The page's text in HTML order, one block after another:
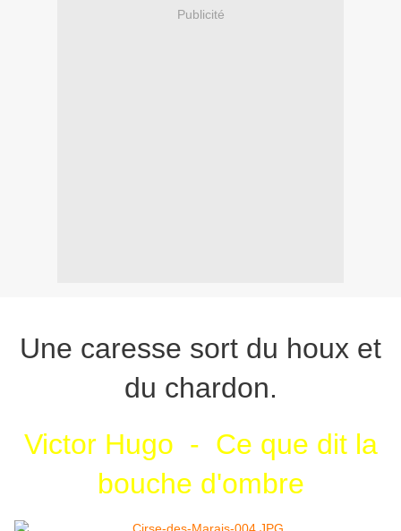
Publicité
Une caresse sort du houx et
du chardon.
Victor Hugo - Ce que dit la
bouche d'ombre